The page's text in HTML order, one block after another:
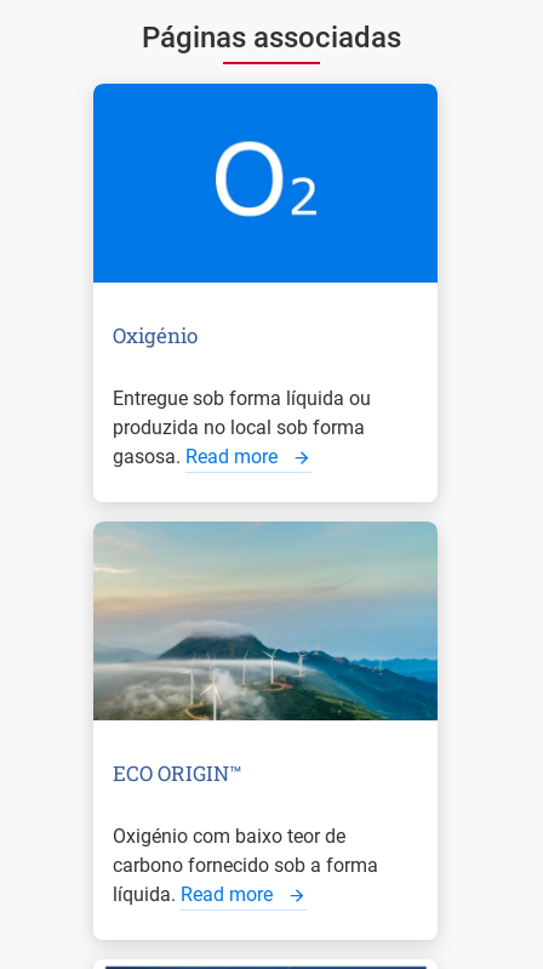
Páginas associadas
Oxigénio
Entregue sob forma líquida ou
produzida no local sob forma
gasosa. Read more
ECO ORIGIN™
Oxigénio com baixo teor de
carbono fornecido sob a forma
líquida. Read more